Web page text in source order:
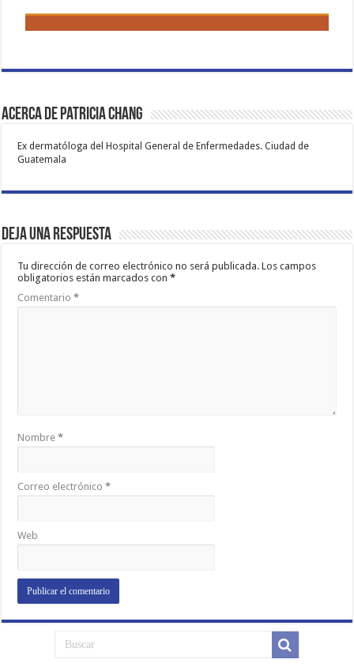
Acerca de Patricia Chang
Ex dermatóloga del Hospital General de Enfermedades. Ciudad de
Guatemala
Deja una respuesta
Tu dirección de correo electrónico no será publicada. Los campos
obligatorios están marcados con*
Comentario*
Nombre*
Correo electrónico*
Web